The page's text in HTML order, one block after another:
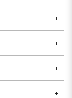
+
+
+
+